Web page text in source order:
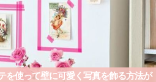
を使って壁に可愛く写真を飾る方法が